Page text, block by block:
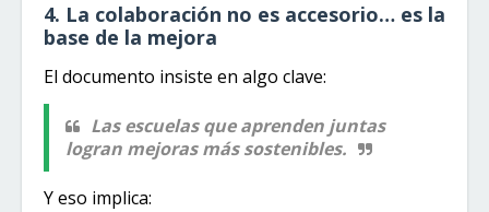
4. La colaboración no es accesorio… es la
base de la mejora
El documento insiste en algo clave:
Las escuelas que aprenden juntas
logran mejoras más sostenibles.
Y eso implica: